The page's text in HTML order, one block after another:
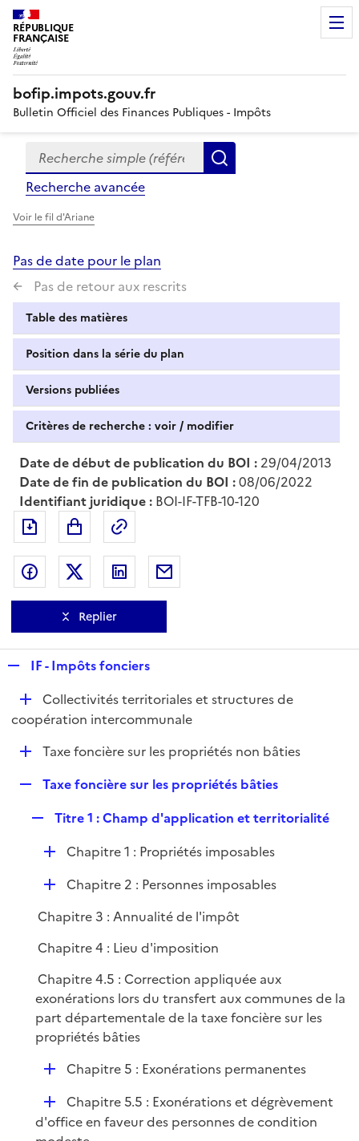
RÉPUBLIQUE
FRANÇAISE
bofip.impots.gouv.fr
Bulletin Officiel des Finances Publiques - Impôts
Formulaire
de
recherche
Recherche simple (références, mots clés, partie du
Recherche avancée
Voir le fil d'Ariane
Pas de date pour le plan
Pas de retour aux rescrits
Table des matières
Position dans la série du plan
Versions publiées
Critères de recherche : voir / modifier
Date de début de publication du BOI : 29/04/2013
Date de fin de publication du BOI :08/06/2022
Identifiant juridique : BOI-IF-TFB-10-120
Exporter le document au format pdf
Partager sur Facebook
Partager sur Twitter
Partager sur LinkedIn
Replier
p
l
i
e
r
IF - Impôts fonciers
D
é
r
Collectivités territoriales et structures de
coopération intercommunale
DTaxe foncière sur les propriétés non bâties
p
Taxe foncière sur les propriétés bâties
p
l
i
e
Titre 1 : Champ d'application et territorialité
D
i
e
Chapitre 1 : Propriétés imposables
D
p
l
e
r
Chapitre 2 : Personnes imposables
Chapitre 3 : Annualité de l'impôt
Chapitre 4 : Lieu d'imposition
Chapitre 4.5 : Correction appliquée aux
exonérations lors du transfert aux communes de la
part départementale de la taxe foncière sur les
propriétés bâties
D
l
Chapitre 5 : Exonérations permanentes
D
é
Chapitre 5.5 : Exonérations et dégrèvement
d'office en faveur des personnes de condition